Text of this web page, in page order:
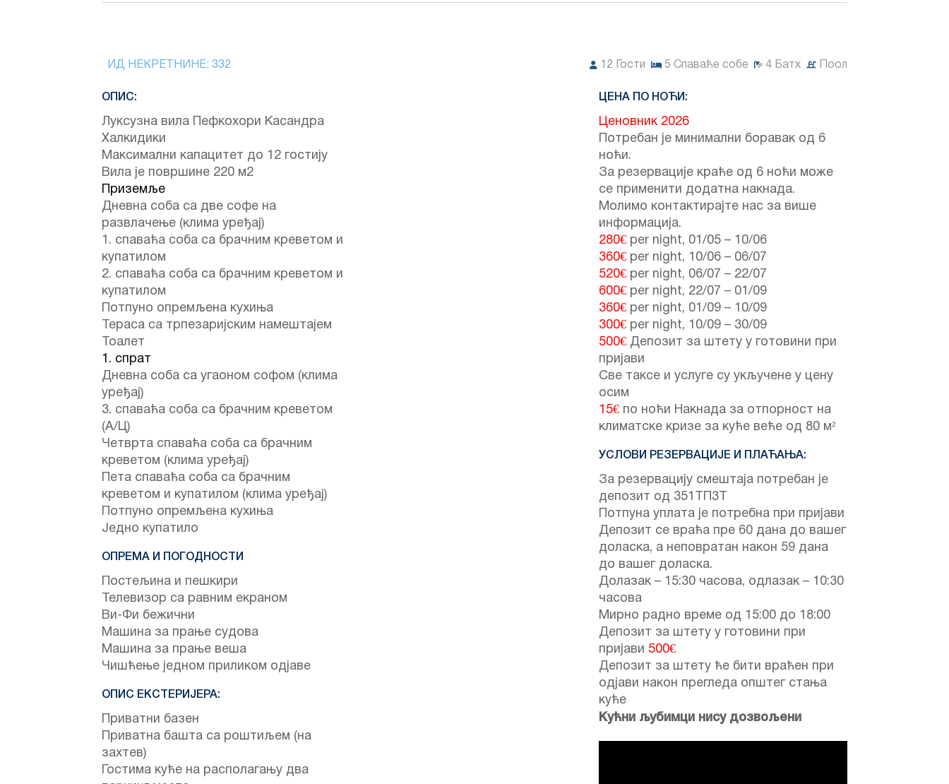
ИД НЕКРЕТНИНЕ: 332 12 Гости 5 Спаваће собе 4 Батх Поол
ОПИС:
Луксузна вила Пефкохори Касандра
Халкидики
Максимални капацитет до 12 гостију
Вила је површине 220 м2
Приземље
Дневна соба са две софе на
развлачење (клима уређај)
1. спаваћа соба са брачним креветом и
купатилом
2. спаваћа соба са брачним креветом и
купатилом
Потпуно опремљена кухиња
Тераса са трпезаријским намештајем
Тоалет
1. спрат
Дневна соба са угаоном софом (клима
уређај)
3. спаваћа соба са брачним креветом
(А/Ц)
Четврта спаваћа соба са брачним
креветом (клима уређај)
Пета спаваћа соба са брачним
креветом и купатилом (клима уређај)
Потпуно опремљена кухиња
Једно купатило
ОПРЕМА И ПОГОДНОСТИ
Постељина и пешкири
Телевизор са равним екраном
Ви-Фи бежични
Машина за прање судова
Машина за прање веша
Чишћење једном приликом одјаве
ОПИС ЕКСТЕРИЈЕРА:
Приватни базен
Приватна башта са роштиљем (на
захтев)
Гостима куће на располагању два
ЦЕНА ПО НОЋИ:
Ценовник 2026
Потребан је минимални боравак од 6
ноћи.
За резервације краће од 6 ноћи може
се применити додатна накнада.
Молимо контактирајте нас за више
информација.
280€ per night, 01/05 – 10/06
360€ per night, 10/06 – 06/07
520€ per night, 06/07 – 22/07
600€ per night, 22/07 – 01/09
360€ per night, 01/09 – 10/09
300€ per night, 10/09 – 30/09
500€ Депозит за штету у готовини при
пријави
Све таксе и услуге су укључене у цену
осим
15€ по ноћи Накнада за отпорност на
климатске кризе за куће веће од 80 м²
УСЛОВИ РЕЗЕРВАЦИЈЕ И ПЛАЋАЊА:
За резервацију смештаја потребан је
депозит од 351ТП3Т
Потпуна уплата је потребна при пријави
Депозит се враћа пре 60 дана до вашег
доласка, а неповратан након 59 дана
до вашег доласка.
Долазак – 15:30 часова, одлазак – 10:30
часова
Мирно радно време од 15:00 до 18:00
Депозит за штету у готовини при
пријави 500€
Депозит за штету ће бити враћен при
одјави након прегледа општег стања
куће
Кућни љубимци нису дозвољени